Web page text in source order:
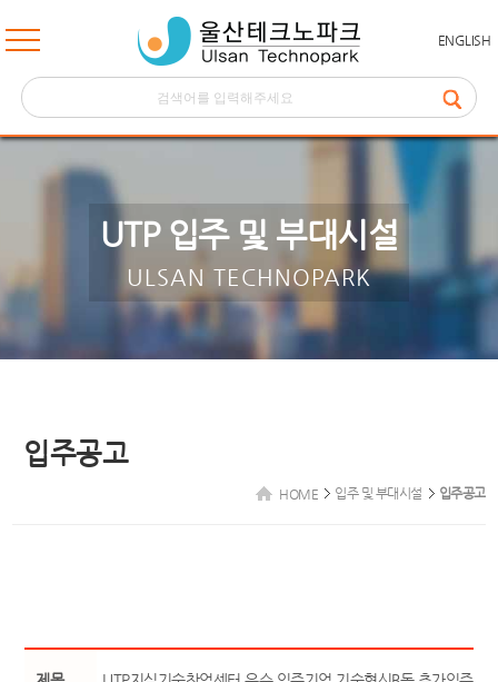
ENGLISH
UTP 입주 및 부대시설
ULSAN TECHNOPARK
입주공고
HOME 입주 및 부대시설 입주공고